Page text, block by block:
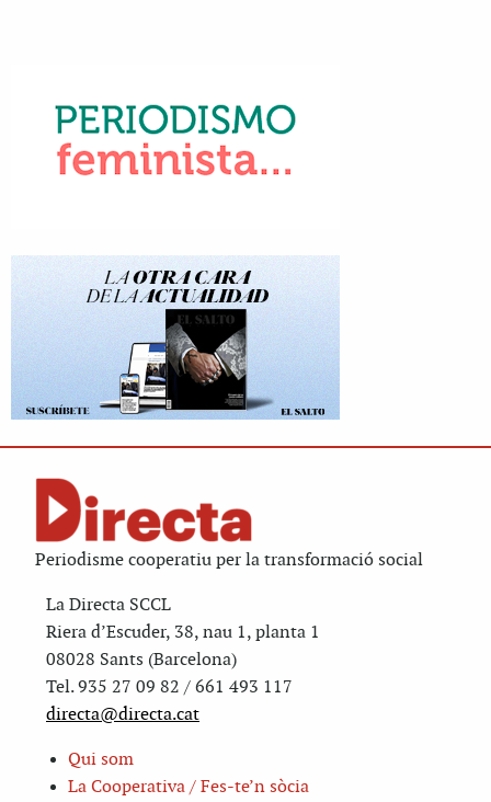
Periodisme cooperatiu per la transformació social
La Directa SCCL
Riera d’Escuder, 38, nau 1, planta 1
08028 Sants (Barcelona)
Tel. 935 27 09 82 / 661 493 117
directa@directa.cat
Qui som
La Cooperativa / Fes-te’n sòcia